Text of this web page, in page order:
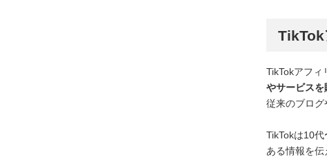
TikTok
TikTokアフィ
やサービス
従来のブログ
TikTokは10代
ある情報を伝